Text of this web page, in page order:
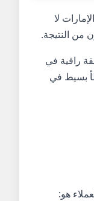
لا
من النتيجة.
راقية في
بسيط في
هو: